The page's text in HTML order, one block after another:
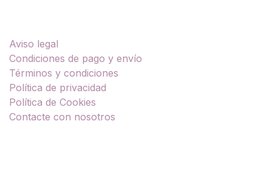
Aviso legal
Condiciones de pago y envío
Términos y condiciones
Política de privacidad
Política de Cookies
Contacte con nosotros